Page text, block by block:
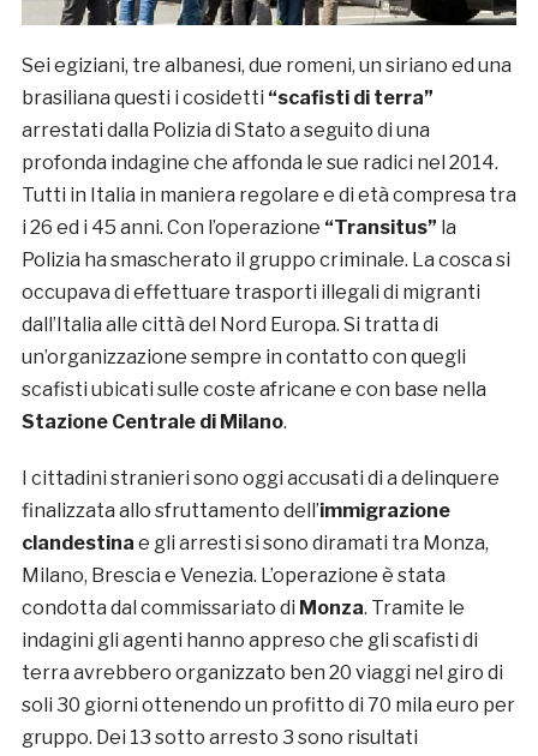
Sei egiziani, tre albanesi, due romeni, un siriano ed una
brasiliana questi i cosidetti “scafisti di terra”
arrestati dalla Polizia di Stato a seguito di una
profonda indagine che affonda le sue radici nel 2014.
Tutti in Italia in maniera regolare e di età compresa tra
i 26 ed i 45 anni. Con l’operazione “Transitus” la
Polizia ha smascherato il gruppo criminale. La cosca si
occupava di effettuare trasporti illegali di migranti
dall’Italia alle città del Nord Europa. Si tratta di
un’organizzazione sempre in contatto con quegli
scafisti ubicati sulle coste africane e con base nella
Stazione Centrale di Milano.
I cittadini stranieri sono oggi accusati di a delinquere
finalizzata allo sfruttamento dell’immigrazione
clandestina e gli arresti si sono diramati tra Monza,
Milano, Brescia e Venezia. L’operazione è stata
condotta dal commissariato di Monza. Tramite le
indagini gli agenti hanno appreso che gli scafisti di
terra avrebbero organizzato ben 20 viaggi nel giro di
soli 30 giorni ottenendo un profitto di 70 mila euro per
gruppo. Dei 13 sotto arresto 3 sono risultati